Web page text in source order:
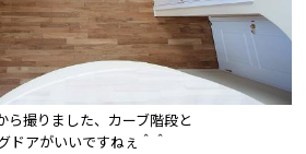
ら撮りました、カーブ階段と
ドアがいいですねぇ＾＾